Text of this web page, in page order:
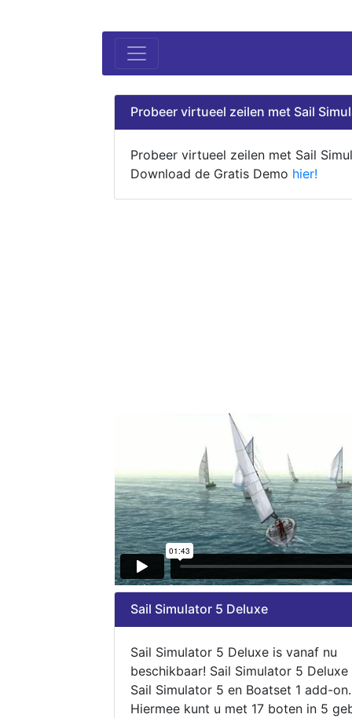
Probeer virtueel zeilen met Sail
Probeer virtueel zeilen met Sail
Download de Gratis Demo hier!
Sail Simulator 5 Deluxe
Sail Simulator 5 Deluxe is vanaf nu
beschikbaar! Sail Simulator 5
Sail Simulator 5 en Boatset 1 add-on.
Hiermee kunt u met 17 boten in 5